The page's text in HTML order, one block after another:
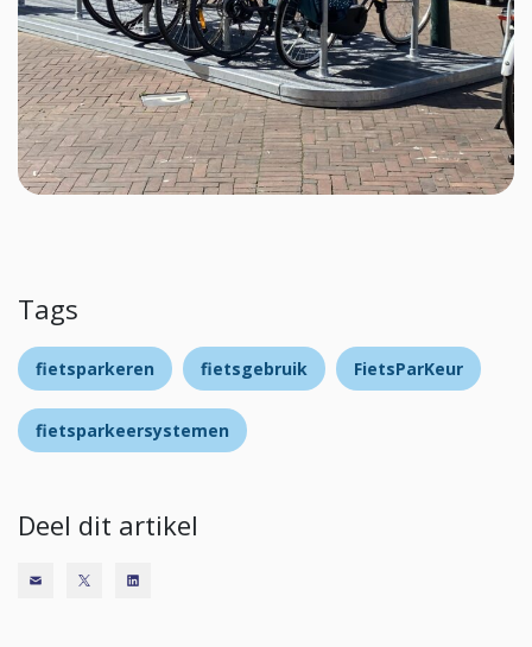
Tags
fietsparkeren fietsgebruik FietsParKeur
fietsparkeersystemen
Deel dit artikel